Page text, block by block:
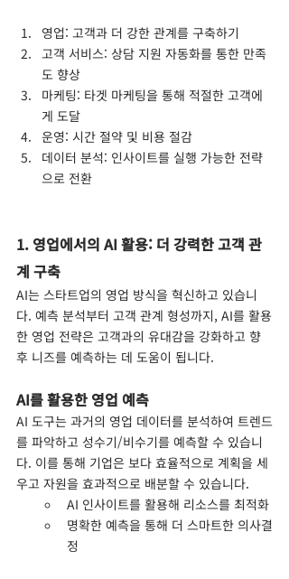
영업: 고객과 더 강한 관계를 구축하기
고객 서비스: 상담 지원 자동화를 통한 만족
도 향상
마케팅: 타겟 마케팅을 통해 적절한 고객에
게 도달
운영: 시간 절약 및 비용 절감
데이터 분석: 인사이트를 실행 가능한 전략
으로 전환
1. 영업에서의 AI 활용: 더 강력한 고객 관
계 구축
AI는 스타트업의 영업 방식을 혁신하고 있습니
다. 예측 분석부터 고객 관계 형성까지, AI를 활용
한 영업 전략은 고객과의 유대감을 강화하고 향
후 니즈를 예측하는 데 도움이 됩니다.
AI를 활용한 영업 예측
AI 도구는 과거의 영업 데이터를 분석하여 트렌드
를 파악하고 성수기/비수기를 예측할 수 있습니
다. 이를 통해 기업은 보다 효율적으로 계획을 세
우고 자원을 효과적으로 배분할 수 있습니다.
AI 인사이트를 활용해 리소스를 최적화
명확한 예측을 통해 더 스마트한 의사결
정